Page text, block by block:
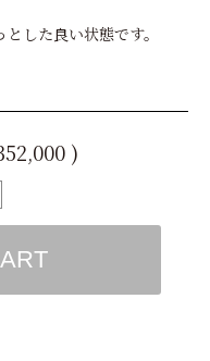
した良い状態です。
)